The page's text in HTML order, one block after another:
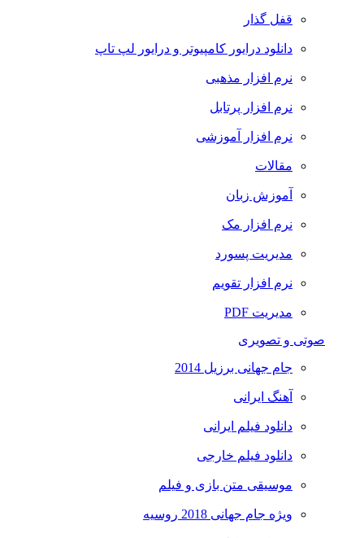
قفل گذار
دانلود درایور کامپیوتر و درایور لپ تاپ
نرم افزار مذهبی
نرم افزار پرتابل
نرم افزار آموزشی
مقالات
آموزش زبان
نرم افزار مک
مدیریت پسورد
نرم افزار تقویم
مدیریت PDF
صوتی و تصویری
جام جهانی برزیل 2014
آهنگ ایرانی
دانلود فیلم ایرانی
دانلود فیلم خارجی
موسیقی متن بازی و فیلم
ویژه جام جهانی 2018 روسیه